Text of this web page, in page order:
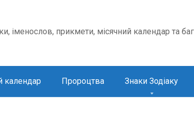
іменослов, прикмети, місячний календар та
календар Пророцтва Знаки Зодіаку